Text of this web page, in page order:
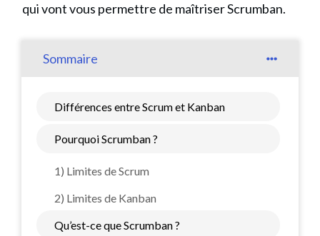
qui vont vous permettre de maîtriser Scrumban.
Sommaire
Différences entre Scrum et Kanban
Pourquoi Scrumban ?
1) Limites de Scrum
2) Limites de Kanban
Qu’est-ce que Scrumban ?